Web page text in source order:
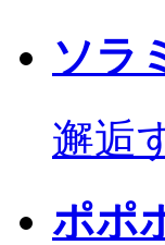
ソラ
邂逅
ポポ